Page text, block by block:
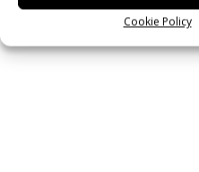
Cookie Policy
ISCRIVITI